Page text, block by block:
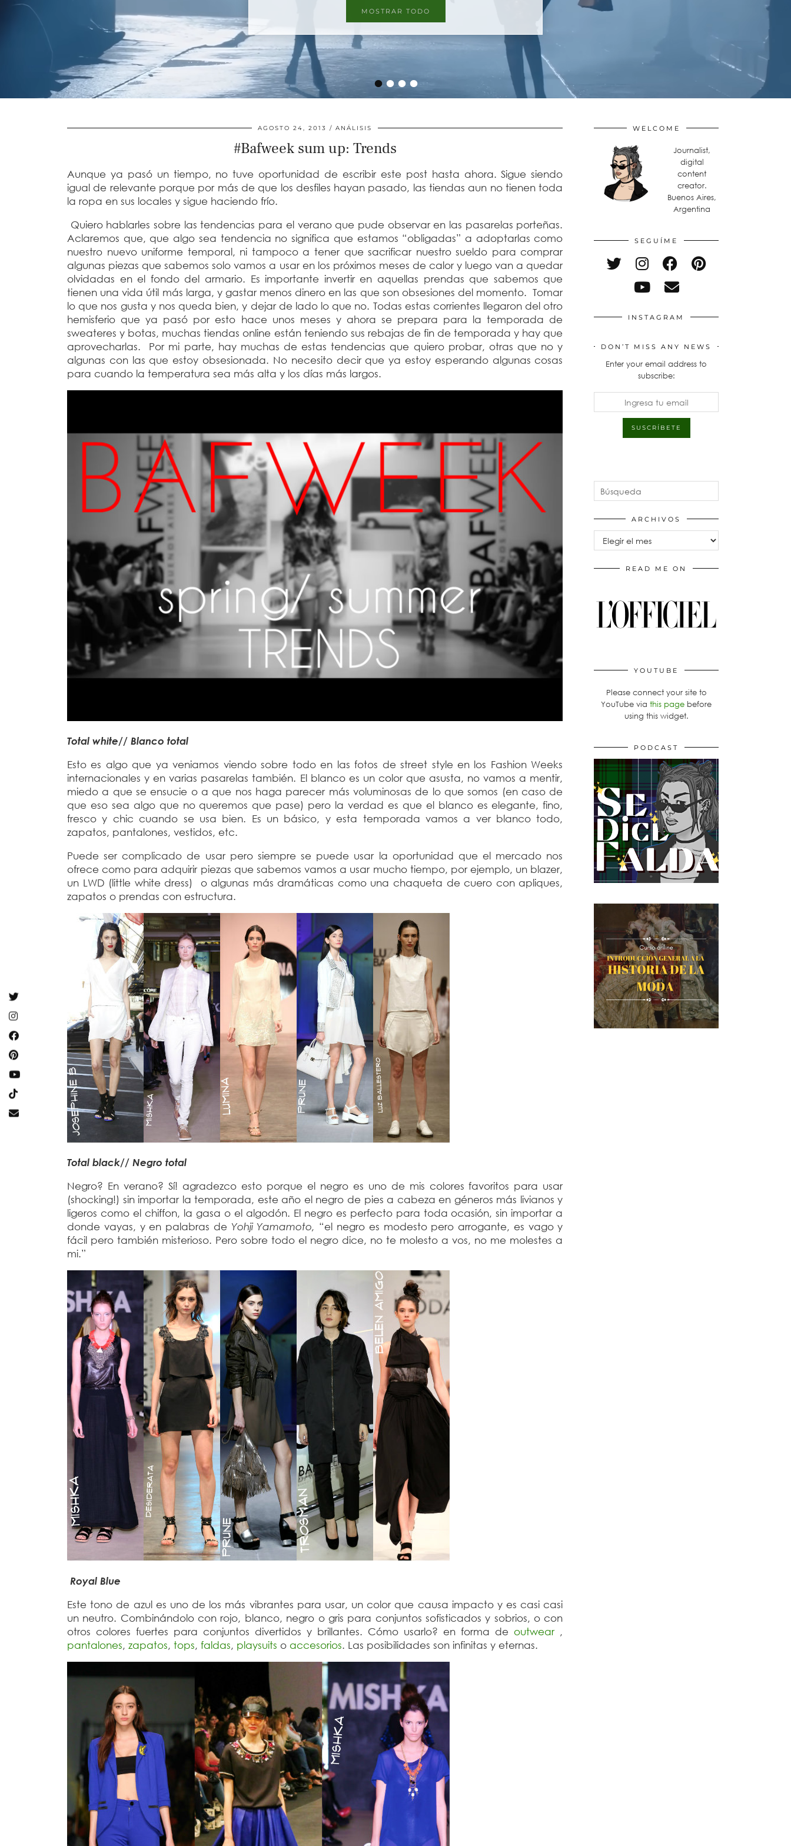
••••
MOSTRAR TODO
MOSTRAR TODO
AGOSTO 24, 2013 ANÁLISIS
#Bafweek sum up: Trends
Aunque ya pasó un tiempo, no tuve oportunidad de escribir este post hasta ahora. Sigue siendo
igual de relevante porque por más de que los desfiles hayan pasado, las tiendas aun no tienen toda
la ropa en sus locales y sigue haciendo frío.
Quiero hablarles sobre las tendencias para el verano que pude observar en las pasarelas porteñas.
Aclaremos que, que algo sea tendencia no significa que estamos “obligadas” a adoptarlas como
nuestro nuevo uniforme temporal, ni tampoco a tener que sacrificar nuestro sueldo para comprar
algunas piezas que sabemos solo vamos a usar en los próximos meses de calor y luego van a quedar
olvidadas en el fondo del armario. Es importante invertir en aquellas prendas que sabemos que
tienen una vida útil más larga, y gastar menos dinero en las que son obsesiones del momento. Tomar
lo que nos gusta y nos queda bien, y dejar de lado lo que no. Todas estas corrientes llegaron del otro
hemisferio que ya pasó por esto hace unos meses y ahora se prepara para la temporada de
sweateres y botas, muchas tiendas online están teniendo sus rebajas de fin de temporada y hay que
aprovecharlas. Por mi parte, hay muchas de estas tendencias que quiero probar, otras que no y
algunas con las que estoy obsesionada. No necesito decir que ya estoy esperando algunas cosas
para cuando la temperatura sea más alta y los días más largos.
Total white// Blanco total
Esto es algo que ya veniamos viendo sobre todo en las fotos de street style en los Fashion Weeks
internacionales y en varias pasarelas también. El blanco es un color que asusta, no vamos a mentir,
miedo a que se ensucie o a que nos haga parecer más voluminosas de lo que somos (en caso de
que eso sea algo que no queremos que pase) pero la verdad es que el blanco es elegante, fino,
fresco y chic cuando se usa bien. Es un básico, y esta temporada vamos a ver blanco todo,
zapatos, pantalones, vestidos, etc.
Puede ser complicado de usar pero siempre se puede usar la oportunidad que el mercado nos
ofrece como para adquirir piezas que sabemos vamos a usar mucho tiempo, por ejemplo, un blazer,
un LWD (little white dress) o algunas más dramáticas como una chaqueta de cuero con apliques,
zapatos o prendas con estructura.
Total black// Negro total
Negro? En verano? Sí! agradezco esto porque el negro es uno de mis colores favoritos para usar
(shocking!) sin importar la temporada, este año el negro de pies a cabeza en géneros más livianos y
ligeros como el chiffon, la gasa o el algodón. El negro es perfecto para toda ocasión, sin importar a
donde vayas, y en palabras de Yohji Yamamoto, “el negro es modesto pero arrogante, es vago y
fácil pero también misterioso. Pero sobre todo el negro dice, no te molesto a vos, no me molestes a
mi.”
Royal Blue
Este tono de azul es uno de los más vibrantes para usar, un color que causa impacto y es casi casi
un neutro. Combinándolo con rojo, blanco, negro o gris para conjuntos sofisticados y sobrios, o con
otros colores fuertes para conjuntos divertidos y brillantes. Cómo usarlo? en forma deoutwear,
pantalones, zapatos, tops, faldas, playsuits o accesorios. Las posibilidades son infinitas y eternas.
WELCOME
Journalist,
digital
content
creator.
Buenos Aires,
Argentina
SEGUÍME
INSTAGRAM
DON’T MISS ANY NEWS
Enter your email address to
subscribe:
ARCHIVOS
Archivos
READ ME ON
YOUTUBE
Please connect your site to
YouTube viathis page before
using this widget.
PODCAST